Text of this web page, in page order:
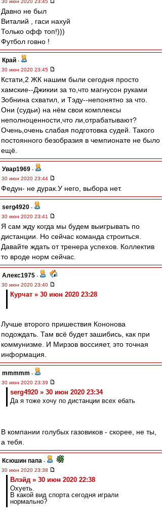
30 июн 2020 23:45
Давно не был
Виталий , гаси нахуй
Только офф топ!)))
Футбол говно !
Край -
30 июн 2020 23:45
Кстати,2 ЖК нашим были сегодня просто
хамские--Джикии за то,что магнусон руками
Зобнина схватил, и Тэду--непонятно за что.
Они (судьи) на нём свои комплексы
неполноценности,что ли,отрабатывают?
Очень,очень слабая подготовка судей. Такого
постоянного безобразия в чемпионате не было
ещё.
Увар1969 -
30 июн 2020 23:44
Федун- не дурак.У него, выбора нет.
serg4920 -
30 июн 2020 23:41
Я сам жду когда мы будем выигрывать по
дистанции. Но сейчас команда строиться.
Давайте ждать от тренера успехов. Коллектив
то вроде норм сейчас.
Алекс1975 -
30 июн 2020 23:40
Курчат » 30 июн 2020 23:28
Лучше второго пришествия Кононова
подождать. Там всё будет зашибись, как при
коммунизме. И Мирзов воссияет, это точная
информация.
mmmmm -
30 июн 2020 23:39
serg4920 » 30 июн 2020 23:34
Да я тоже хочу по дистанции всех ебать
В компании голубых газовиков - скорее, не ты,
а тебя.
Ксюшин папа -
30 июн 2020 23:38
Влэйд » 30 июн 2020 22:38
Охуеть.
В какой вид спорта сегодня играли
нормально?